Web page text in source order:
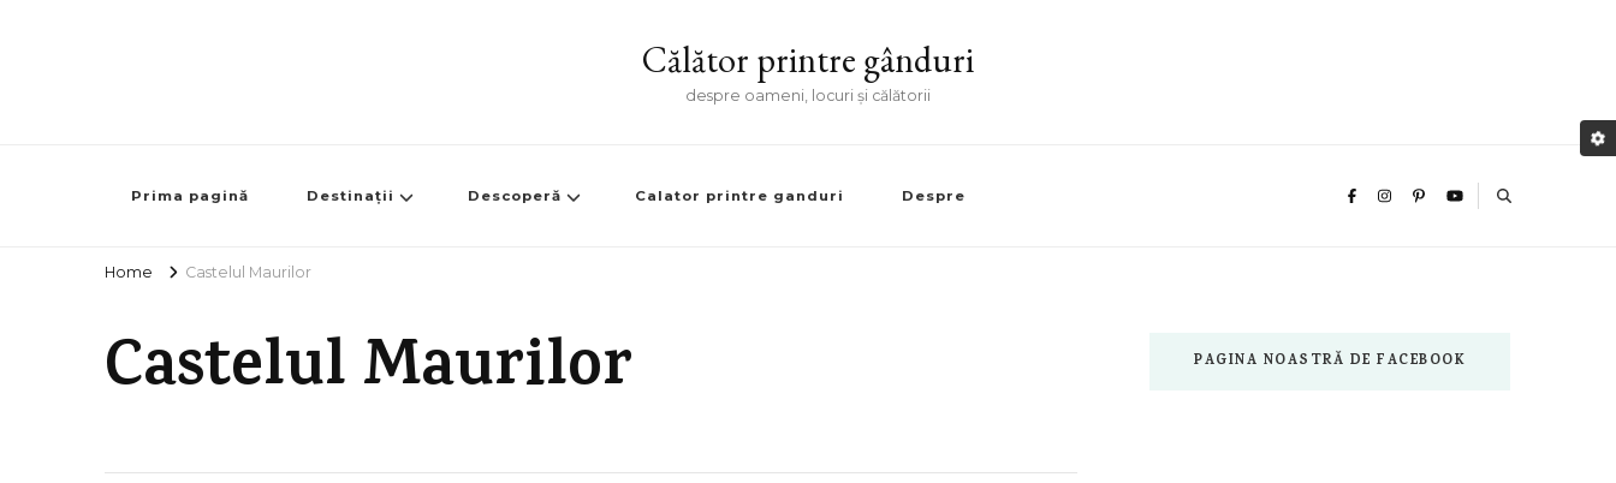
Călător printre gânduri
despre oameni, locuri și călătorii
Prima pagină Destinații Descoperă Calator printre ganduri Despre
Home Castelul Maurilor
Castelul Maurilor PAGINA NOASTRĂ DE FACEBOOK